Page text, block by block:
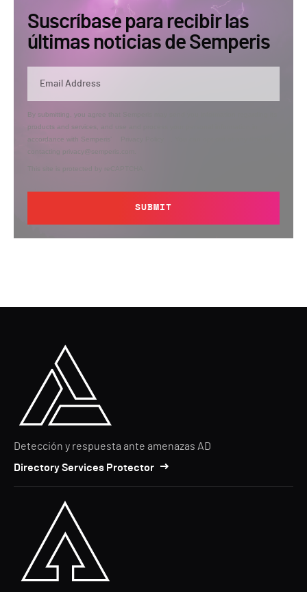
Suscríbase para recibir las
últimas noticias de Semperis
By submitting, you agree that Semperis may send you information regarding its
products and services, and use and process your personal information in
accordance with Semperis’
contacting privacy@semperis.com.
This site is protected by reCAPTCHA.
SUBMIT
Detección y respuesta ante amenazas AD
Directory Services Protector